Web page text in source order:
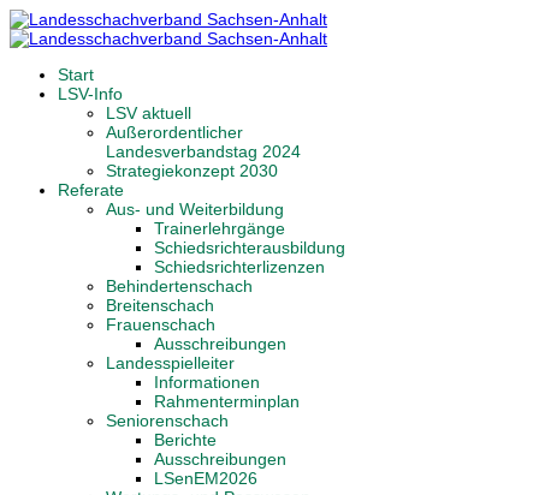
Start
LSV-Info
LSV aktuell
Außerordentlicher
Landesverbandstag 2024
Strategiekonzept 2030
Referate
Aus- und Weiterbildung
Trainerlehrgänge
Schiedsrichterausbildung
Schiedsrichterlizenzen
Behindertenschach
Breitenschach
Frauenschach
Ausschreibungen
Landesspielleiter
Informationen
Rahmenterminplan
Seniorenschach
Berichte
Ausschreibungen
LSenEM2026